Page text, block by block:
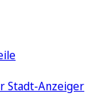
Stadt-Anzeiger